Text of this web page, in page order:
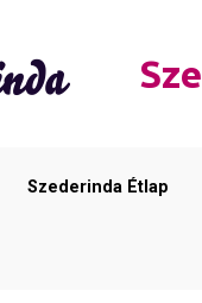
Szederinda Étlap